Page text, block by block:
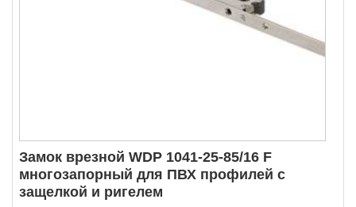
Замок врезной WDP 1041-25-85/16 F
многозапорный для ПВХ профилей с
защелкой и ригелем